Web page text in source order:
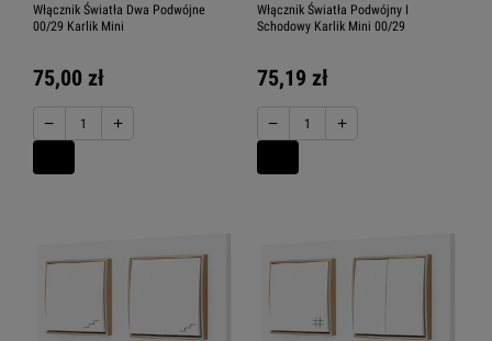
Włącznik Światła Dwa Podwójne
00/29 Karlik Mini
75,00 zł
− +
Włącznik Światła Podwójny I
Schodowy Karlik Mini 00/29
75,19 zł
− +